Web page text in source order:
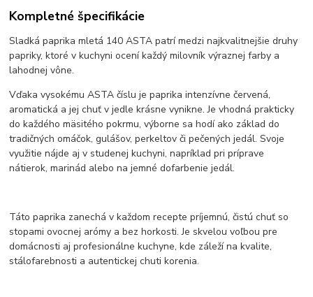
Kompletné špecifikácie
Sladká paprika mletá 140 ASTA patrí medzi najkvalitnejšie druhy
papriky, ktoré v kuchyni ocení každý milovník výraznej farby a
lahodnej vône.
Vďaka vysokému ASTA číslu je paprika intenzívne červená,
aromatická a jej chuť v jedle krásne vynikne. Je vhodná prakticky
do každého mäsitého pokrmu, výborne sa hodí ako základ do
tradičných omáčok, gulášov, perkeltov či pečených jedál. Svoje
využitie nájde aj v studenej kuchyni, napríklad pri príprave
nátierok, marinád alebo na jemné dofarbenie jedál.
Táto paprika zanechá v každom recepte príjemnú, čistú chuť so
stopami ovocnej arómy a bez horkosti. Je skvelou voľbou pre
domácnosti aj profesionálne kuchyne, kde záleží na kvalite,
stálofarebnosti a autentickej chuti korenia.